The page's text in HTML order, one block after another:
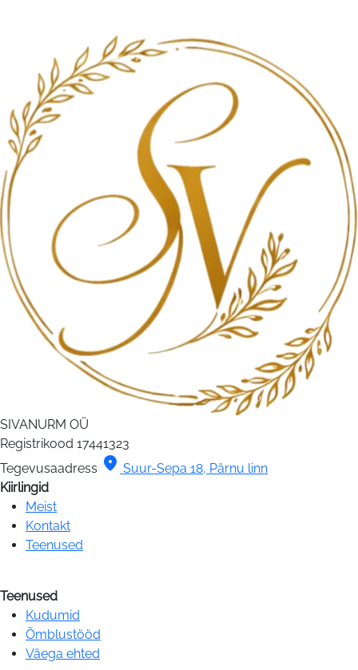
SIVANURM OÜ
Registrikood 17441323
Tegevusaadress location_on Suur-Sepa 18, Pärnu linn
Kiirlingid
Meist
Kontakt
Teenused
Teenused
Kudumid
Õmblustööd
Väega ehted